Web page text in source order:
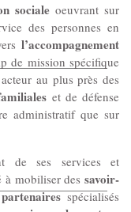
sociale oeuvrant sur
des personnes en
l’accompagnement
de mission spécifique
au plus près des
et de défense
administratif que sur
de ses services et
à mobiliser des savoir-
spécialisés